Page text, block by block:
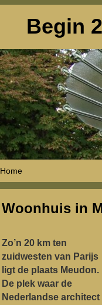
Begin
Home
Woonhuis in
Zo’n 20 km ten
zuidwesten van Parijs
ligt de plaats Meudon.
De plek waar de
Nederlandse architect